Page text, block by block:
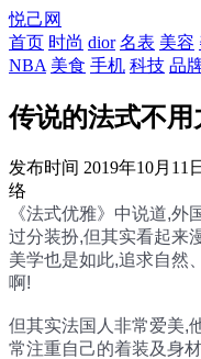
悦己网
首页 时尚 dior 名表 美容
NBA 美食 手机 科技 品
传说的法式不用
发布时间 2019年10月
络
《法式优雅》中说道,
过分装扮,但其实看起来
美学也是如此,追求自然
啊!
但其实法国人非常爱美,
常注重自己的着装及身